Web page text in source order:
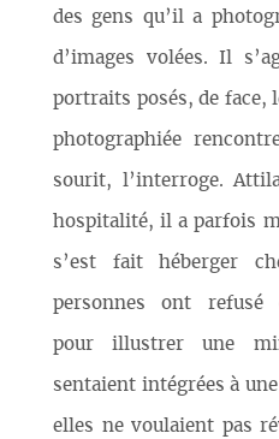
des gens qu’il a
d’images volées. Il
portraits posés, de face,
photographiée
sourit, l’interroge.
hospitalité, il a parfois
s’est fait héberger
personnes ont refusé
pour illustrer une
sentaient intégrées à
elles ne voulaient pas